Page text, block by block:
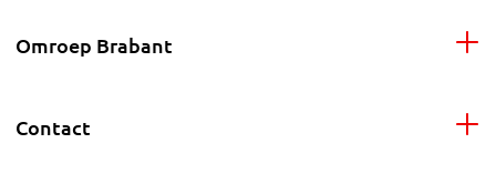
Omroep Brabant
Contact